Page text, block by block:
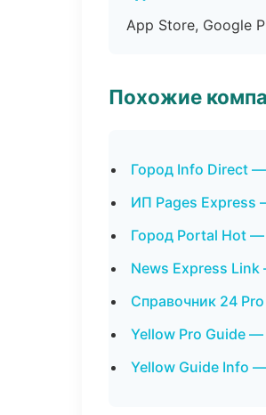
App Store, Google
Похожие
Город Info Direct
ИП Pages Express
Город Portal Hot
News Express
Справочник 24
Yellow Pro Guide
Yellow Guide Info